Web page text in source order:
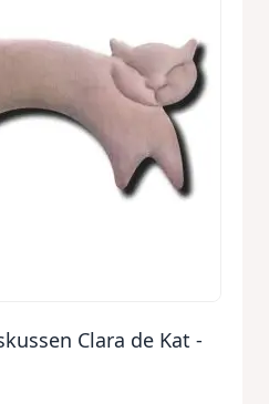
Clara de Kat -